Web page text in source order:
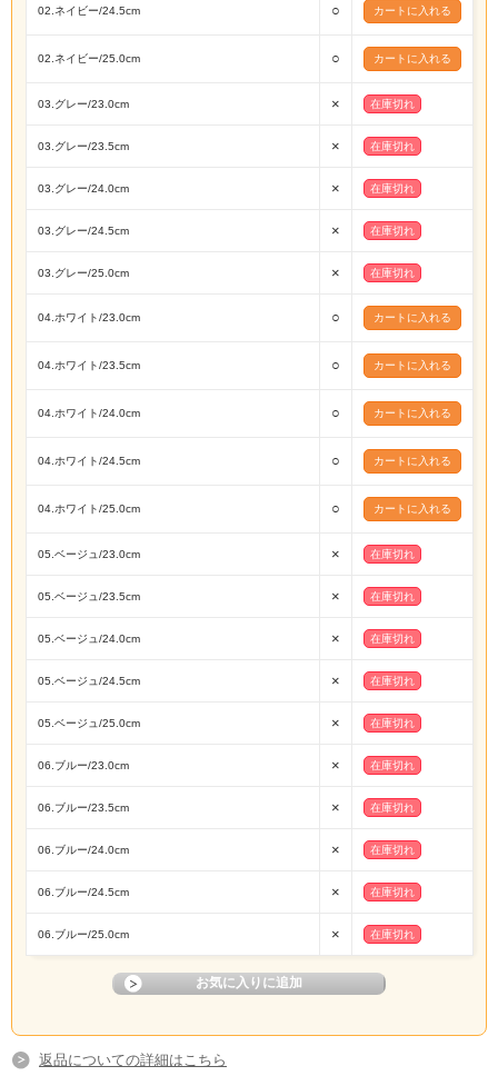
02.ネイビー/24.5cm ○
02.ネイビー/25.0cm ○
03.グレー/23.0cm × 在庫切れ
03.グレー/23.5cm × 在庫切れ
03.グレー/24.0cm × 在庫切れ
03.グレー/24.5cm × 在庫切れ
03.グレー/25.0cm × 在庫切れ
04.ホワイト/23.0cm ○
04.ホワイト/23.5cm ○
04.ホワイト/24.0cm ○
04.ホワイト/24.5cm ○
04.ホワイト/25.0cm ○
05.ベージュ/23.0cm × 在庫切れ
05.ベージュ/23.5cm × 在庫切れ
05.ベージュ/24.0cm × 在庫切れ
05.ベージュ/24.5cm × 在庫切れ
05.ベージュ/25.0cm × 在庫切れ
06.ブルー/23.0cm × 在庫切れ
06.ブルー/23.5cm × 在庫切れ
06.ブルー/24.0cm × 在庫切れ
06.ブルー/24.5cm × 在庫切れ
06.ブルー/25.0cm × 在庫切れ
返品についての詳細はこちら